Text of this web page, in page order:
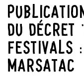
DU
FESTIVALS
MARSATAC